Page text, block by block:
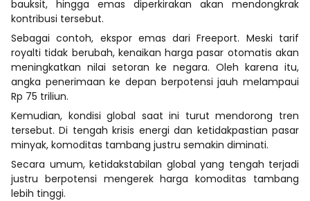
bauksit, hingga emas diperkirakan akan mendongkrak
kontribusi tersebut.
Sebagai contoh, ekspor emas dari Freeport. Meski tarif
royalti tidak berubah, kenaikan harga pasar otomatis akan
meningkatkan nilai setoran ke negara. Oleh karena itu,
angka penerimaan ke depan berpotensi jauh melampaui
Rp 75 triliun.
Kemudian, kondisi global saat ini turut mendorong tren
tersebut. Di tengah krisis energi dan ketidakpastian pasar
minyak, komoditas tambang justru semakin diminati.
Secara umum, ketidakstabilan global yang tengah terjadi
justru berpotensi mengerek harga komoditas tambang
lebih tinggi.